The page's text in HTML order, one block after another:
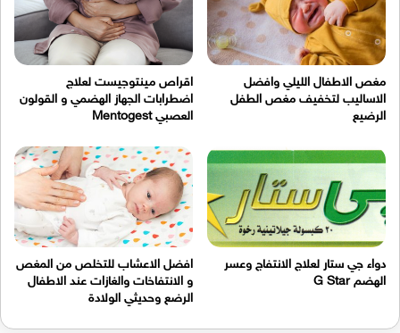
مغص الاطفال الليلي وافضل
الاساليب لتخفيف مغص الطفل
الرضيع
اقراص مينتوجيست لعلاج
اضطرابات الجهاز الهضمي و القولون
العصبي Mentogest
دواء جي ستار لعلاج الانتفاج وعسر
الهضم G Star
افضل الاعشاب للتخلص من المغص
و الانتفاخات والغازات عند الاطفال
الرضع وحديثي الولادة